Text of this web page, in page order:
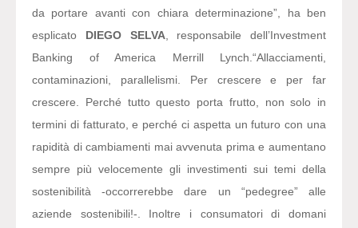
da portare avanti con chiara determinazione” , ha ben
esplicato DIEGO SELVA, responsabile dell’Investment
Banking of America Merrill Lynch. “Allacciamenti,
contaminazioni, parallelismi. Per crescere e per far
crescere. Perché tutto questo porta frutto, non solo in
termini di fatturato, e perché ci aspetta un futuro con una
rapidità di cambiamenti mai avvenuta prima e aumentano
sempre più velocemente gli investimenti sui temi della
sostenibilità -occorrerebbe dare un “pedegree” alle
aziende sostenibili!-. Inoltre i consumatori di domani